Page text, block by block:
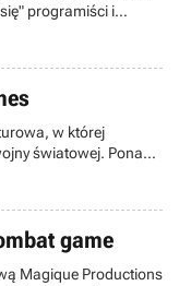
programiści i
na razie nic na temat
strona oficjalna
fabularny wydaje
Pokojami.
w której
światowej. Ponad
z programem
w
dostępny w
game
Magique Productions